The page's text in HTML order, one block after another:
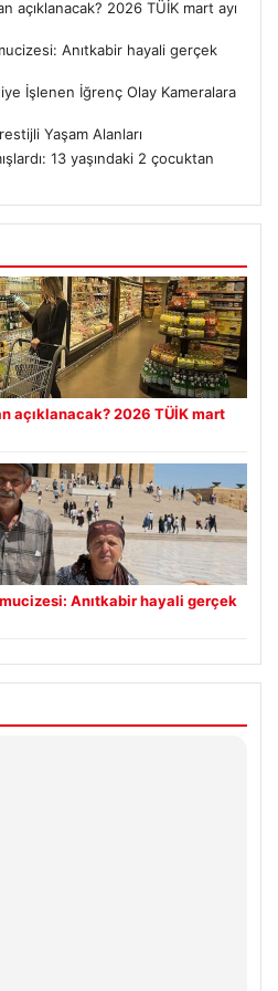
açıklanacak? 2026 TÜİK mart ayı
Anıtkabir hayali gerçek
İşlenen İğrenç Olay Kameralara
Yaşam Alanları
13 yaşındaki 2 çocuktan
açıklanacak? 2026 TÜİK mart
mucizesi: Anıtkabir hayali gerçek